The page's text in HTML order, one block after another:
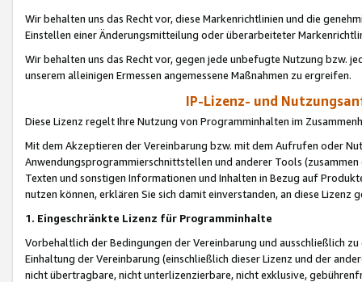
Wir behalten uns das Recht vor, diese Markenrichtlinien und die
Einstellen einer Änderungsmitteilung oder überarbeiteter
Wir behalten uns das Recht vor, gegen jede unbefugte Nutzung bzw.
unserem alleinigen Ermessen angemessene Maßnahmen zu ergreifen.
IP-Lizenz- und
Diese Lizenz regelt Ihre Nutzung von Programminhalten im
Mit dem Akzeptieren der Vereinbarung bzw. mit dem Aufrufen oder
Anwendungsprogrammierschnittstellen und anderer Tools (zusammen
Texten und sonstigen Informationen und Inhalten in Bezug auf
nutzen können, erklären Sie sich damit einverstanden, an diese Lizenz
1. Eingeschränkte Lizenz für Programminhalte
Vorbehaltlich der Bedingungen der Vereinbarung und ausschließlich
Einhaltung der Vereinbarung (einschließlich dieser Lizenz und der
nicht übertragbare, nicht unterlizenzierbare, nicht exklusive,